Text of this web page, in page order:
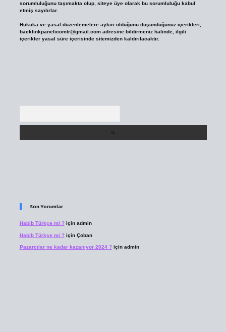
sorumluluğunu taşımakta olup, siteye üye olarak bu sorumluluğu kabul
etmiş sayılırlar.
Hukuka ve yasal düzenlemelere aykırı olduğunu düşündüğünüz içerikleri,
backlinkpanelicomtr@gmail.comadresine bildirmeniz halinde, ilgili
içerikler yasal süre içerisinde sitemizden kaldırılacaktır.
Son Yorumlar
Habib Türkçe mi ?için admin
Habib Türkçe mi ?için Çoban
Pazarcılar ne kadar kazanıyor 2024 ?için admin